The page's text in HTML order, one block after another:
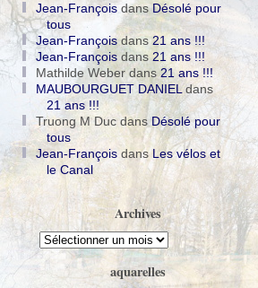
Jean-François dansDésolé pour
tous
Jean-Françoisdans21 ans !!!
Jean-Françoisdans 21 ans !!!
Mathilde Weberdans21 ans !!!
MAUBOURGUET DANIELdans
21 ans !!!
Truong M Duc dans Désolé pour
tous
Jean-François dansLes vélos et
le Canal
Archives
Archives
aquarelles